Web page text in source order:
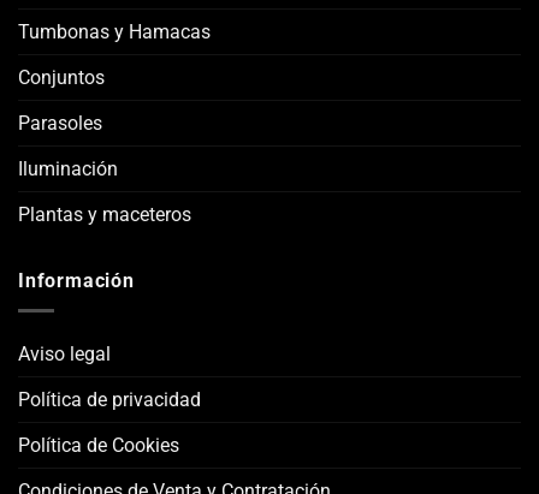
Tumbonas y Hamacas
Conjuntos
Parasoles
Iluminación
Plantas y maceteros
Información
Aviso legal
Política de privacidad
Política de Cookies